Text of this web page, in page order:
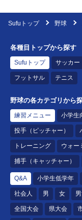
Sufuトップ 野球
各種目トップから探す
Sufuトップ サッカー
フットサル テニス
野球の各カテゴリから
練習メニュー 小学生
投手（ピッチャー）
トレーニング ウォー
捕手（キャッチャー）
Q&A 小学生低学年
社会人 男 女
全国大会 県大会